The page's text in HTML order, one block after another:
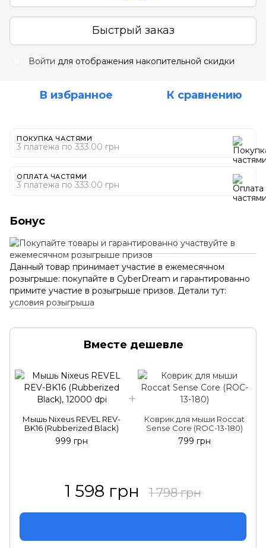
Быстрый заказ
Войти для отображения накопительной скидки
В избранное К сравнению
ПОКУПКА ЧАСТЯМИ
3 платежа по 333.00 грн
ОПЛАТА ЧАСТЯМИ
3 платежа по 333.00 грн
Бонус
Данный товар принимает участие в ежемесячном
розыгрыше: покупайте в CyberDream и гарантированно
примите участие в розыгрыше призов. Детали тут:
условия розыгрыша
Вместе дешевле
Мышь Nixeus REVEL REV-
BK16 (Rubberized Black)
999 грн
Коврик для мыши Roccat
Sense Core (ROC-13-180)
799 грн
1 598 грн 1 798 грн